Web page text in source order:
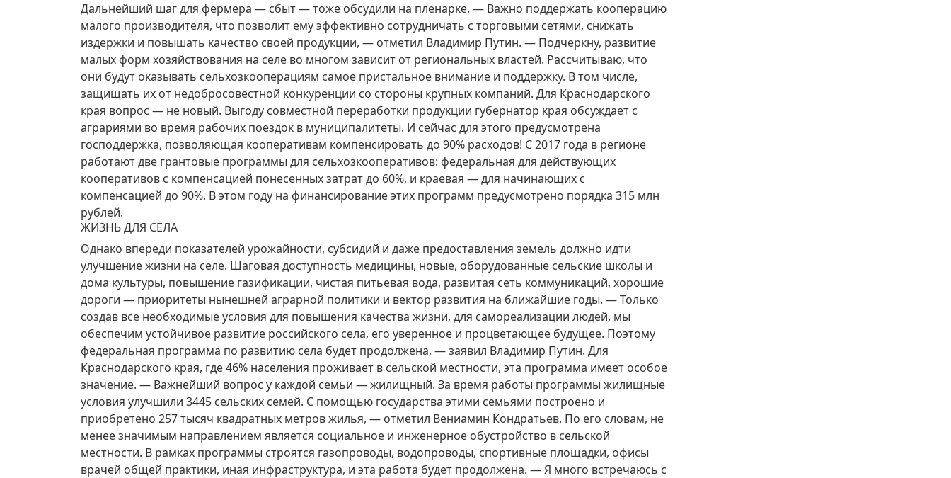
Дальнейший шаг для фермера — сбыт — тоже обсудили на пленарке. — Важно поддержать кооперацию
малого производителя, что позволит ему эффективно сотрудничать с торговыми сетями, снижать
издержки и повышать качество своей продукции, — отметил Владимир Путин. — Подчеркну, развитие
малых форм хозяйствования на селе во многом зависит от региональных властей. Рассчитываю, что
они будут оказывать сельхозкооперациям самое пристальное внимание и поддержку. В том числе,
защищать их от недобросовестной конкуренции со стороны крупных компаний. Для Краснодарского
края вопрос — не новый. Выгоду совместной переработки продукции губернатор края обсуждает с
аграриями во время рабочих поездок в муниципалитеты. И сейчас для этого предусмотрена
господдержка, позволяющая кооперативам компенсировать до 90% расходов! С 2017 года в регионе
работают две грантовые программы для сельхозкооперативов: федеральная для действующих
кооперативов с компенсацией понесенных затрат до 60%, и краевая — для начинающих с
компенсацией до 90%. В этом году на финансирование этих программ предусмотрено порядка 315 млн
рублей.
ЖИЗНЬ ДЛЯ СЕЛА
Однако впереди показателей урожайности, субсидий и даже предоставления земель должно идти
улучшение жизни на селе. Шаговая доступность медицины, новые, оборудованные сельские школы и
дома культуры, повышение газификации, чистая питьевая вода, развитая сеть коммуникаций, хорошие
дороги — приоритеты нынешней аграрной политики и вектор развития на ближайшие годы. — Только
создав все необходимые условия для повышения качества жизни, для самореализации людей, мы
обеспечим устойчивое развитие российского села, его уверенное и процветающее будущее. Поэтому
федеральная программа по развитию села будет продолжена, — заявил Владимир Путин. Для
Краснодарского края, где 46% населения проживает в сельской местности, эта программа имеет особое
значение. — Важнейший вопрос у каждой семьи — жилищный. За время работы программы жилищные
условия улучшили 3445 сельских семей. С помощью государства этими семьями построено и
приобретено 257 тысяч квадратных метров жилья, — отметил Вениамин Кондратьев. По его словам, не
менее значимым направлением является социальное и инженерное обустройство в сельской
местности. В рамках программы строятся газопроводы, водопроводы, спортивные площадки, офисы
врачей общей практики, иная инфраструктура, и эта работа будет продолжена. — Я много встречаюсь с